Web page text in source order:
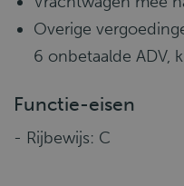
Overige
6 onbetaalde ADV,
Functie-eisen
- Rijbewijs: C